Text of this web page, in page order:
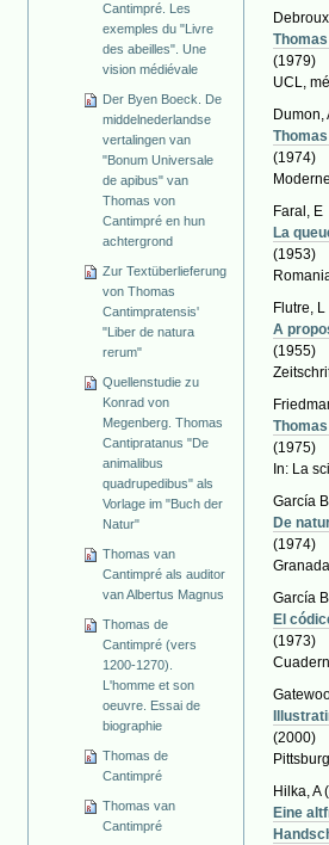
Cantimpré. Les
exemples du "Livre
des abeilles". Une
vision médiévale
Der Byen Boeck. De
middelnederlandse
vertalingen van
"Bonum Universale
de apibus" van
Thomas von
Cantimpré en hun
achtergrond
Zur Textüberlieferung
von Thomas
Cantimpratensis'
"Liber de natura
rerum"
Quellenstudie zu
Konrad von
Megenberg. Thomas
Cantipratanus "De
animalibus
quadrupedibus" als
Vorlage im "Buch der
Natur"
Thomas van
Cantimpré als auditor
van Albertus Magnus
Thomas de
Cantimpré (vers
1200-1270).
L'homme et son
oeuvre. Essai de
biographie
Thomas de
Cantimpré
Thomas van
Cantimpré
(1979)
UCL,
Dumon,
(1974)
Faral, E
La
(1953)
Flutre, L
A
(1955)
(1975)
In: La
García
De
(1974)
García
El
(1973)
(2000)
Hilka, A
Eine